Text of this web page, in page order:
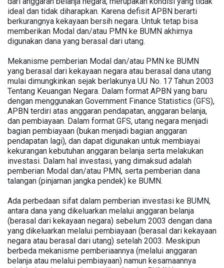
ideal dan tidak diharapkan. Karena defisit APBN berarti
berkurangnya kekayaan bersih negara. Untuk tetap bisa
memberikan Modal dan/atau PMN ke BUMN akhirnya
digunakan dana yang berasal dari utang.
Mekanisme pemberian Modal dan/atau PMN ke BUMN
yang berasal dari kekayaan negara atau berasal dana utang
mulai dimungkinkan sejak berlakunya UU No. 17 Tahun 2003
Tentang Keuangan Negara. Dalam format APBN yang baru
dengan menggunakan Government Finance Statistics (GFS),
APBN terdiri atas anggaran pendapatan, anggaran belanja,
dan pembiayaan. Dalam format GFS, utang negara menjadi
bagian pembiayaan (bukan menjadi bagian anggaran
pendapatan lagi), dan dapat digunakan untuk membiayai
kekurangan kebutuhan anggaran belanja serta melakukan
investasi. Dalam hal investasi, yang dimaksud adalah
pemberian Modal dan/atau PMN, serta pemberian dana
talangan (pinjaman jangka pendek) ke BUMN.
Ada perbedaan sifat dalam pemberian investasi ke BUMN,
antara dana yang dikeluarkan melalui anggaran belanja
(berasal dari kekayaan negara) sebelum 2003 dengan dana
yang dikeluarkan melalui pembiayaan (berasal dari kekayaan
negara atau berasal dari utang) setelah 2003. Meskipun
berbeda mekanisme pemberiaannya (melalui anggaran
belanja atau melalui pembiayaan) namun kesamaannya